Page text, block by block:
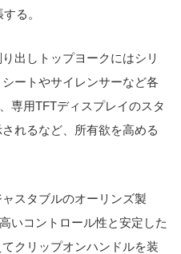
る。
出しトップヨークにはシリ
ートやサイレンサーなど各
専用TFTディスプレイのスタ
れるなど、所有欲を高める
スタブルのオーリンズ製
いコントロール性と安定した
クリップオンハンドルを装